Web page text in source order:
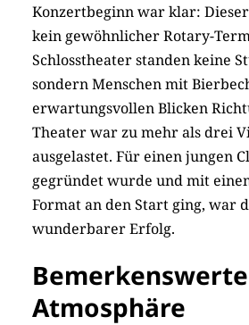
Konzertbeginn war klar:
kein gewöhnlicher Rotary-
Schlosstheater standen keine
sondern Menschen mit
erwartungsvollen Blicken
Theater war zu mehr als drei
ausgelastet. Für einen jungen
gegründet wurde und mit
Format an den Start ging, war
wunderbarer Erfolg.
Atmosphäre